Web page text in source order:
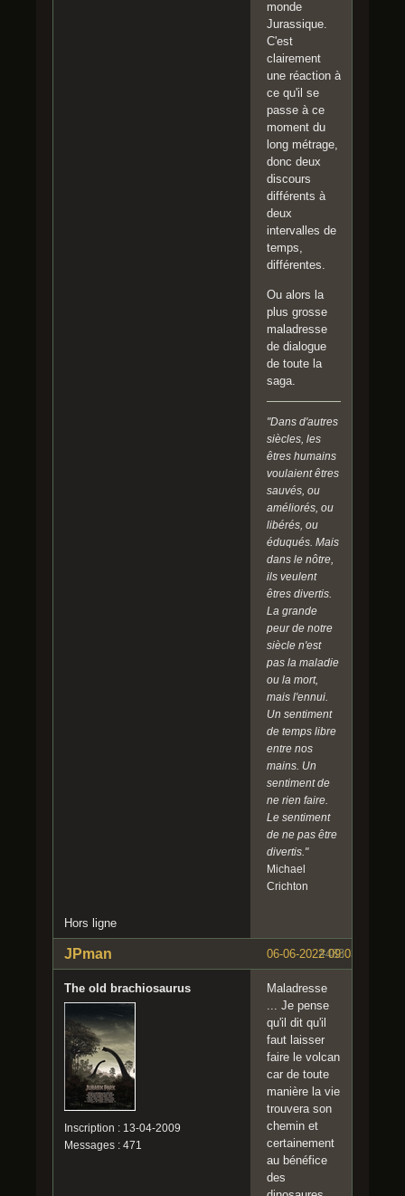
monde
Jurassique.
C'est
clairement
une réaction à
ce qu'il se
passe à ce
moment du
long métrage,
donc deux
discours
différents à
deux
intervalles de
temps,
différentes.
Ou alors la
plus grosse
maladresse
de dialogue
de toute la
saga.
"Dans d'autres
siècles, les
êtres humains
voulaient êtres
sauvés, ou
améliorés, ou
libérés, ou
éduqués. Mais
dans le nôtre,
ils veulent
êtres divertis.
La grande
peur de notre
siècle n'est
pas la maladie
ou la mort,
mais l'ennui.
Un sentiment
de temps libre
entre nos
mains. Un
sentiment de
ne rien faire.
Le sentiment
de ne pas être
divertis."
Michael
Crichton
Hors ligne
#483
06-06-2022 09:03:29
JPman
The old brachiosaurus
Inscription : 13-04-2009
Messages : 471
Maladresse
... Je pense
qu'il dit qu'il
faut laisser
faire le volcan
car de toute
manière la vie
trouvera son
chemin et
certainement
au bénéfice
des